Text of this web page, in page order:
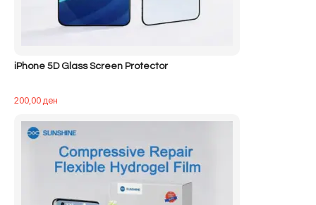
iPhone 5D Glass Screen Protector
200,00ден